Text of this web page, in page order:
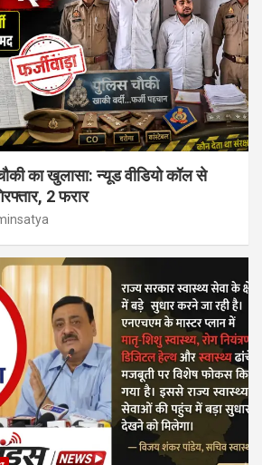
का खुलासा: न्यूड वीडियो कॉल से
2 फरार